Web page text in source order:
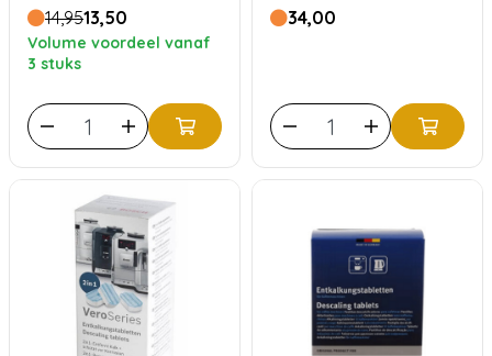
14,9513,50
Volume voordeel vanaf
3 stuks
34,00